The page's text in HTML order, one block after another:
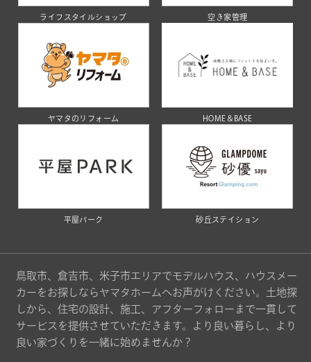
ライフスタイルショップ 空き家管理
ヤマタのリフォーム HOME＆BASE
平屋パーク 砂丘ステイション
鳥取市、倉吉市、米子市エリアでモデルハウス、ハウスメー
カーをお探しならヤマタホームへお声がけください。土地探
しから、住宅の設計、施工、アフターフォローまで一貫して
サービスを提供させていただきます。より良い暮らし、より
良い家づくりを一緒に始めませんか？